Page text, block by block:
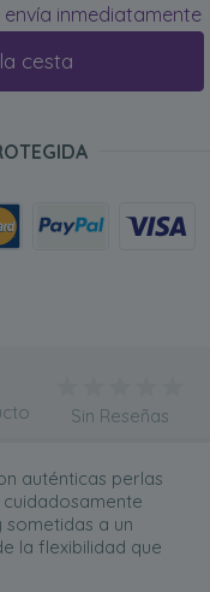
envía inmediatamente
cesta
auténticas perlas
a un
la flexibilidad que
Sin Reseñas